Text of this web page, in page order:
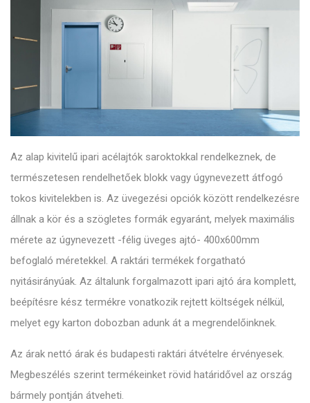
Az alap kivitelű ipari acélajtók saroktokkal rendelkeznek, de
természetesen rendelhetőek blokk vagy úgynevezett átfogó
tokos kivitelekben is. Az üvegezési opciók között rendelkezésre
állnak a kör és a szögletes formák egyaránt, melyek maximális
mérete az úgynevezett -félig üveges ajtó- 400x600mm
befoglaló méretekkel. A raktári termékek forgatható
nyitásirányúak. Az általunk forgalmazott ipari ajtó ára komplett,
beépítésre kész termékre vonatkozik rejtett költségek nélkül,
melyet egy karton dobozban adunk át a megrendelőinknek.
Az árak nettó árak és budapesti raktári átvételre érvényesek.
Megbeszélés szerint termékeinket rövid határidővel az ország
bármely pontján átveheti.